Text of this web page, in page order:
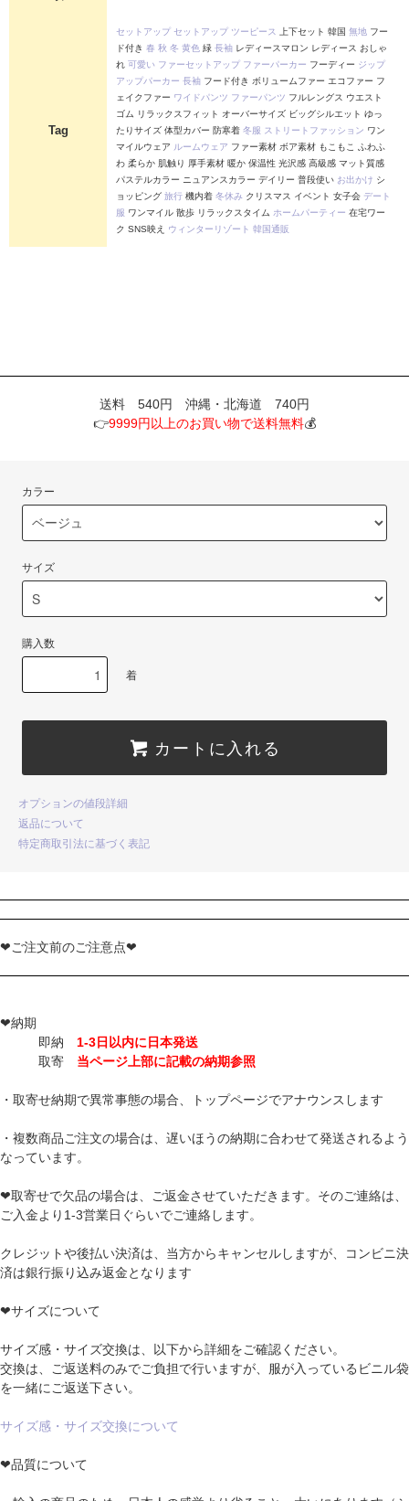
Tag
セットアップ セットアップ ツーピース 上下セット 韓国 無地 フー
ド付き 春 秋 冬 黄色 緑 長袖 レディースマロン レディース おしゃ
れ 可愛い ファーセットアップ ファーパーカー フーディー ジップ
アップパーカー 長袖 フード付き ボリュームファー エコファー フ
ェイクファー ワイドパンツ ファーパンツ フルレングス ウエスト
ゴム リラックスフィット オーバーサイズ ビッグシルエット ゆっ
たりサイズ 体型カバー 防寒着 冬服 ストリートファッション ワン
マイルウェア ルームウェア ファー素材 ボア素材 もこもこ ふわふ
わ 柔らか 肌触り 厚手素材 暖か 保温性 光沢感 高級感 マット質感
パステルカラー ニュアンスカラー デイリー 普段使い お出かけ シ
ョッピング 旅行 機内着 冬休み クリスマス イベント 女子会 デート
服 ワンマイル 散歩 リラックスタイム ホームパーティー 在宅ワー
ク SNS映え ウィンターリゾート 韓国通販
送料 540円 沖縄・北海道 740円
👉9999円以上のお買い物で送料無料💰
カラー
サイズ
購入数
着
カートに入れる
オプションの値段詳細
返品について
特定商取引法に基づく表記
❤ご注文前のご注意点❤
❤納期
即納 1-3日以内に日本発送
取寄 当ページ上部に記載の納期参照
・取寄せ納期で異常事態の場合、トップページでアナウンスします
・複数商品ご注文の場合は、遅いほうの納期に合わせて発送されるよう
なっています。
❤取寄せで欠品の場合は、ご返金させていただきます。そのご連絡は、
ご入金より1-3営業日ぐらいでご連絡します。
クレジットや後払い決済は、当方からキャンセルしますが、コンビニ決
済は銀行振り込み返金となります
❤サイズについて
サイズ感・サイズ交換は、以下から詳細をご確認ください。
交換は、ご返送料のみでご負担で行いますが、服が入っているビニル袋
を一緒にご返送下さい。
サイズ感・サイズ交換について
❤品質について